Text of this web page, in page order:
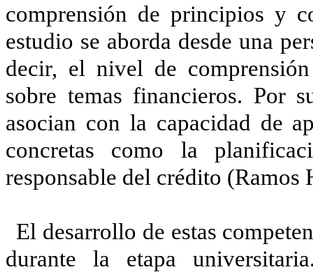
comprensión de principios y
estudio se aborda desde una
decir, el nivel de
sobre temas financieros. Por
asocian con la capacidad de
concretas como la
responsable del crédito (Ramos
El desarrollo de estas
durante la etapa